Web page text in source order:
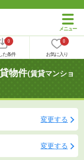
0
た条件
0
お気に入り
物件(賃貸マンショ
変更する
変更する